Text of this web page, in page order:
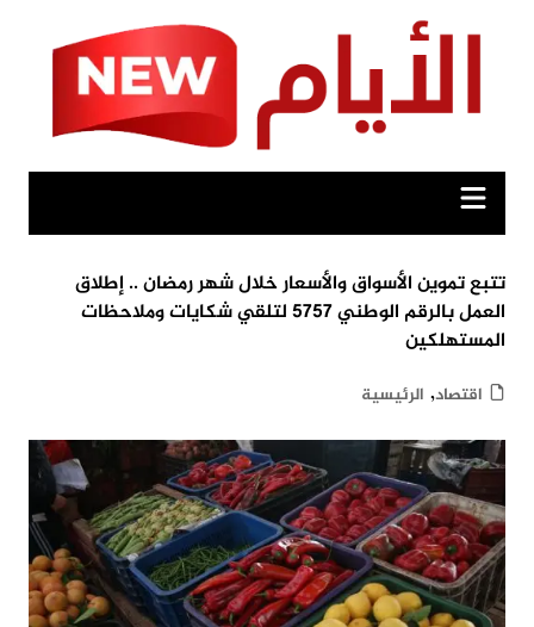
تتبع تموين الأسواق والأسعار خلال شهر رمضان .. إطلاق
العمل بالرقم الوطني 5757 لتلقي شكايات وملاحظات
المستهلكين
اقتصاد, الرئيسية